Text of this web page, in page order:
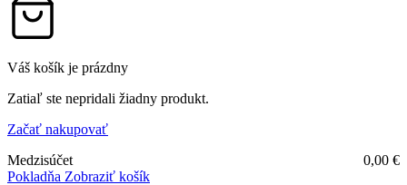
Váš košík je prázdny
Zatiaľ ste nepridali žiadny produkt.
Začať nakupovať
Medzisúčet
0,00 €
Pokladňa Zobraziť košík